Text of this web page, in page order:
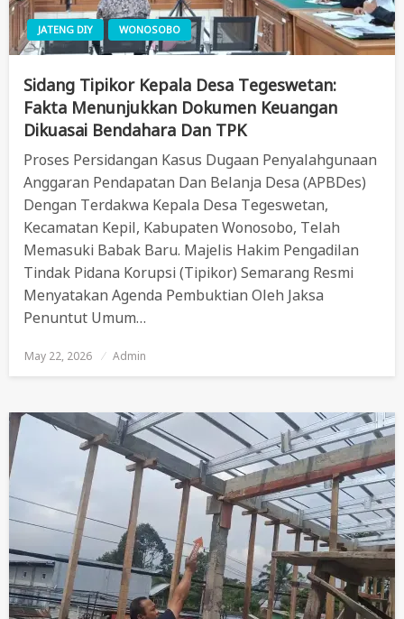
JATENG DIY WONOSOBO
Sidang Tipikor Kepala Desa Tegeswetan:
Fakta Menunjukkan Dokumen Keuangan
Dikuasai Bendahara Dan TPK
Proses Persidangan Kasus Dugaan Penyalahgunaan
Anggaran Pendapatan Dan Belanja Desa (APBDes)
Dengan Terdakwa Kepala Desa Tegeswetan,
Kecamatan Kepil, Kabupaten Wonosobo, Telah
Memasuki Babak Baru. Majelis Hakim Pengadilan
Tindak Pidana Korupsi (Tipikor) Semarang Resmi
Menyatakan Agenda Pembuktian Oleh Jaksa
Penuntut Umum…
Posted
On
May 22, 2026 Admin